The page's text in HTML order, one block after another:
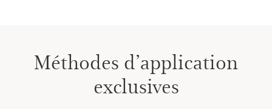
Méthodes d’application
exclusives